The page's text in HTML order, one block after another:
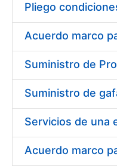
Erakutsi/Ezkutatu